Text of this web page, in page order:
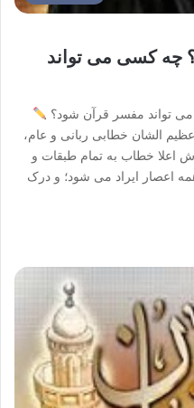
چه کسی می تواند
تواند مفسر قرآن شود؟
الشان خطابی ربانی و عام،
اعلا خطاب به تمام طبقات و
اعصار ایراد می شود؛ و درک